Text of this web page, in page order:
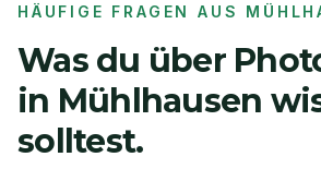
HÄUFIGE FRAGEN AUS
Was du über
in Mühlhausen
solltest.